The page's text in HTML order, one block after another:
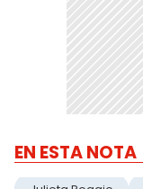
EN ESTA NOTA